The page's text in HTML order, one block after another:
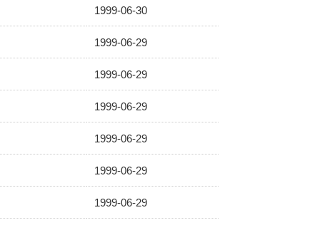
1999-06-30
1999-06-29
1999-06-29
1999-06-29
1999-06-29
1999-06-29
1999-06-29